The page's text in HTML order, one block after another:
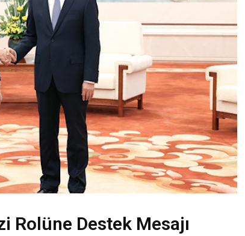
Rolüne Destek Mesajı